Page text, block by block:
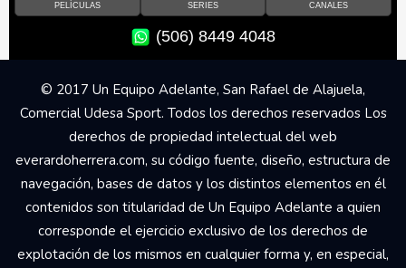
PELÍCULAS SERIES CANALES
(506) 8449 4048
© 2017 Un Equipo Adelante, San Rafael de Alajuela,
Comercial Udesa Sport. Todos los derechos reservados Los
derechos de propiedad intelectual del web
everardoherrera.com, su código fuente, diseño, estructura de
navegación, bases de datos y los distintos elementos en él
contenidos son titularidad de Un Equipo Adelante a quien
corresponde el ejercicio exclusivo de los derechos de
explotación de los mismos en cualquier forma y, en especial,